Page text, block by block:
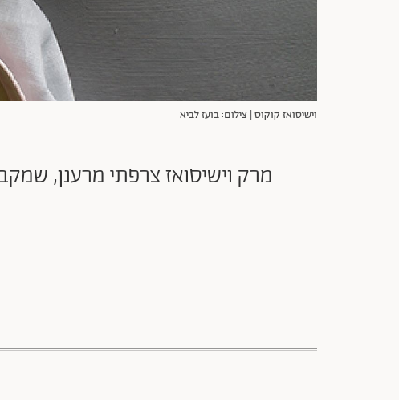
וישיסואז קוקוס | צילום: בועז לביא
מרק וישיסואז צרפתי מרענן,